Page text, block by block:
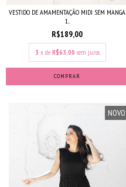
VESTIDO DE AMAMENTAÇÃO MIDI SEM MANGA
1...
R$189,00
3 x de R$63,00 sem juros
COMPRAR
NOVO